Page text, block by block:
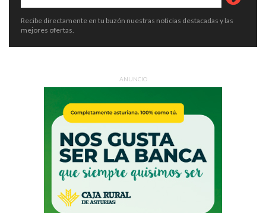
Recibe directamente en tu buzón nuestras noticias destacadas y las
mejores ofertas.
ANUNCIO